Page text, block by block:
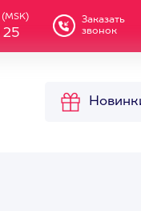
25
Заказать
звонок